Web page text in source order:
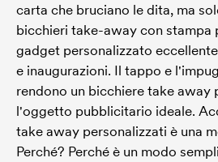
carta che bruciano le dita, ma
bicchieri take-away con stampa
gadget personalizzato
e inaugurazioni. Il tappo e
rendono un bicchiere take away
l'oggetto pubblicitario ideale.
take away personalizzati è una
Perché? Perché è un modo